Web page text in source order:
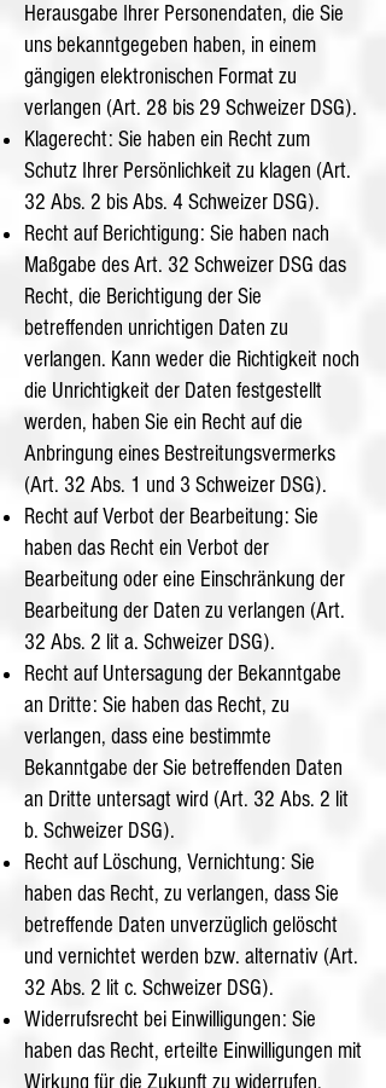
Herausgabe Ihrer Personendaten, die Sie
uns bekanntgegeben haben, in einem
gängigen elektronischen Format zu
verlangen (Art. 28 bis 29 Schweizer DSG).
Klagerecht: Sie haben ein Recht zum
Schutz Ihrer Persönlichkeit zu klagen (Art.
32 Abs. 2 bis Abs. 4 Schweizer DSG).
Recht auf Berichtigung: Sie haben nach
Maßgabe des Art. 32 Schweizer DSG das
Recht, die Berichtigung der Sie
betreffenden unrichtigen Daten zu
verlangen. Kann weder die Richtigkeit noch
die Unrichtigkeit der Daten festgestellt
werden, haben Sie ein Recht auf die
Anbringung eines Bestreitungsvermerks
(Art. 32 Abs. 1 und 3 Schweizer DSG).
Recht auf Verbot der Bearbeitung: Sie
haben das Recht ein Verbot der
Bearbeitung oder eine Einschränkung der
Bearbeitung der Daten zu verlangen (Art.
32 Abs. 2 lit a. Schweizer DSG).
Recht auf Untersagung der Bekanntgabe
an Dritte: Sie haben das Recht, zu
verlangen, dass eine bestimmte
Bekanntgabe der Sie betreffenden Daten
an Dritte untersagt wird (Art. 32 Abs. 2 lit
b. Schweizer DSG).
Recht auf Löschung, Vernichtung: Sie
haben das Recht, zu verlangen, dass Sie
betreffende Daten unverzüglich gelöscht
und vernichtet werden bzw. alternativ (Art.
32 Abs. 2 lit c. Schweizer DSG).
Widerrufsrecht bei Einwilligungen: Sie
haben das Recht, erteilte Einwilligungen mit
Wirkung für die Zukunft zu widerrufen.